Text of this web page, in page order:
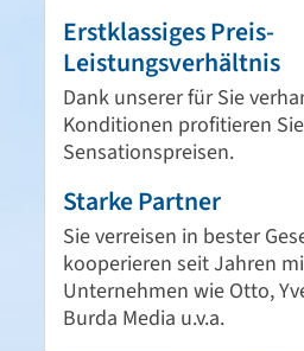
Erstklassiges Preis-
Leistungsverhältnis
Dank unserer für Sie
Konditionen profitieren
Sensationspreisen.
Starke Partner
Sie verreisen in bester
kooperieren seit Jahren
Unternehmen wie Otto,
Burda Media u.v.a.